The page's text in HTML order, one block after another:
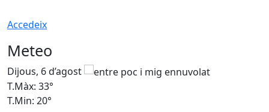
Accedeix
Meteo
Dijous, 6 d’agost
T.Màx: 33°
T.Min: 20°